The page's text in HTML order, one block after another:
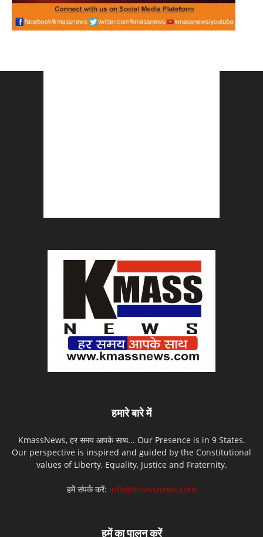
हमारे बारे में
KmassNews, हर समय आपके साथ... Our Presence is in 9 States.
Our perspective is inspired and guided by the Constitutional
values of Liberty, Equality, Justice and Fraternity.
हमें संपर्क करें: info@kmassnews.com
हमें का पालन करें